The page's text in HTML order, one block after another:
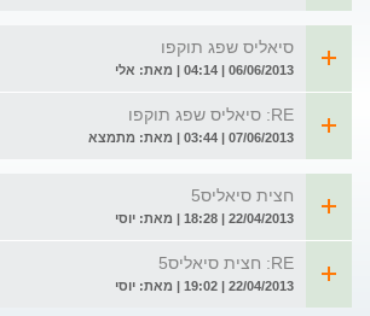
סיאליס שפג תוקפו
06/06/2013 | 04:14 | מאת: אלי
RE: סיאליס שפג תוקפו
07/06/2013 | 03:44 | מאת: מתמצא
חצית סיאליס5
22/04/2013 | 18:28 | מאת: יוסי
RE: חצית סיאליס5
22/04/2013 | 19:02 | מאת: יוסי